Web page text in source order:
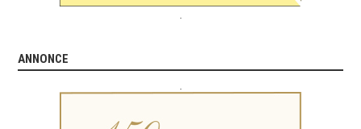
ANNONCE